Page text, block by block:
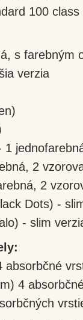
100
s farebným
verzia
2
2
Dots) -
- slim
absorbčné
4